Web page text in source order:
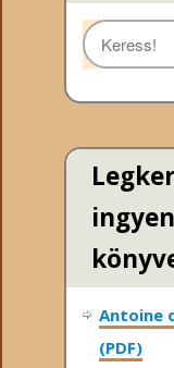
Antoine
(PDF)